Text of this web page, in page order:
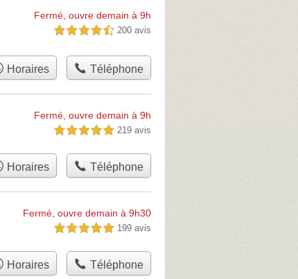
Fermé, ouvre demain à 9h
4,5 étoiles sur 5 200 avis
Horaires Téléphone
Fermé, ouvre demain à 9h
5,0 étoiles sur 5 219 avis
Horaires Téléphone
Fermé, ouvre demain à 9h30
5,0 étoiles sur 5 199 avis
Horaires Téléphone